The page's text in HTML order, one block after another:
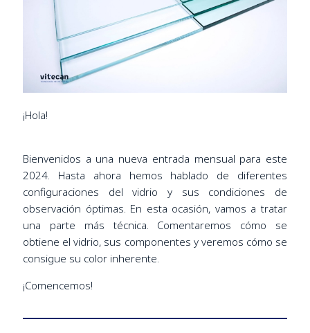
¡Hola!
Bienvenidos a una nueva entrada mensual para este
2024. Hasta ahora hemos hablado de diferentes
configuraciones del vidrio y sus condiciones de
observación óptimas. En esta ocasión, vamos a tratar
una parte más técnica. Comentaremos cómo se
obtiene el vidrio, sus componentes y veremos cómo se
consigue su color inherente.
¡Comencemos!